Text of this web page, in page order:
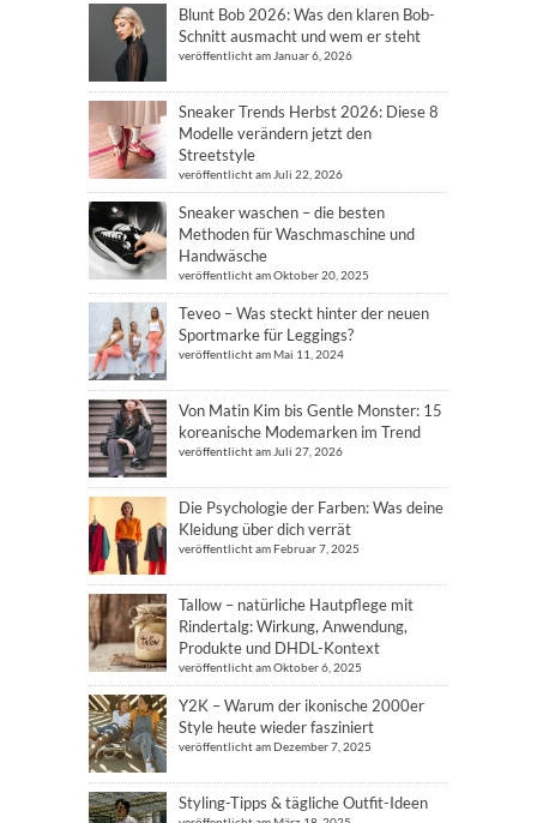
Blunt Bob 2026: Was den klaren Bob-
Schnitt ausmacht und wem er steht
veröffentlicht am Januar 6, 2026
Sneaker Trends Herbst 2026: Diese 8
Modelle verändern jetzt den
Streetstyle
veröffentlicht am Juli 22, 2026
Sneaker waschen – die besten
Methoden für Waschmaschine und
Handwäsche
veröffentlicht am Oktober 20, 2025
Teveo – Was steckt hinter der neuen
Sportmarke für Leggings?
veröffentlicht am Mai 11, 2024
Von Matin Kim bis Gentle Monster: 15
koreanische Modemarken im Trend
veröffentlicht am Juli 27, 2026
Die Psychologie der Farben: Was deine
Kleidung über dich verrät
veröffentlicht am Februar 7, 2025
Tallow – natürliche Hautpflege mit
Rindertalg: Wirkung, Anwendung,
Produkte und DHDL-Kontext
veröffentlicht am Oktober 6, 2025
Y2K – Warum der ikonische 2000er
Style heute wieder fasziniert
veröffentlicht am Dezember 7, 2025
Styling-Tipps & tägliche Outfit-Ideen